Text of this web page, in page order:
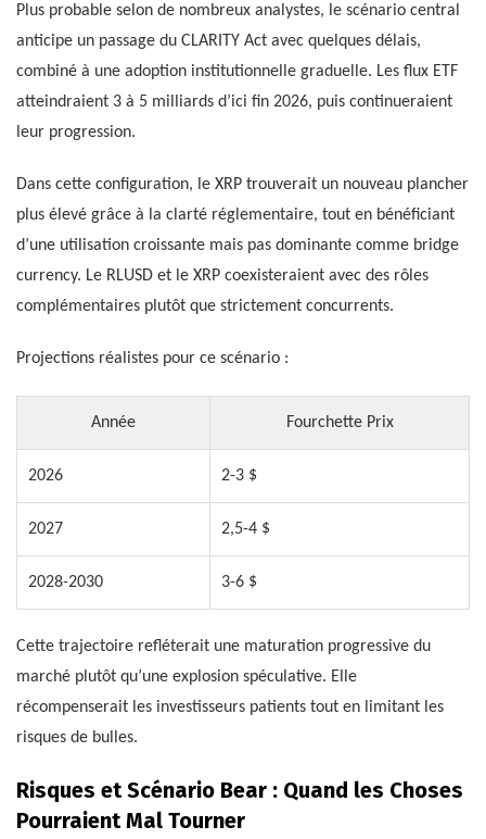
Plus probable selon de nombreux analystes, le scénario central
anticipe un passage du CLARITY Act avec quelques délais,
combiné à une adoption institutionnelle graduelle. Les flux ETF
atteindraient 3 à 5 milliards d’ici fin 2026, puis continueraient
leur progression.
Dans cette configuration, le XRP trouverait un nouveau plancher
plus élevé grâce à la clarté réglementaire, tout en bénéficiant
d’une utilisation croissante mais pas dominante comme bridge
currency. Le RLUSD et le XRP coexisteraient avec des rôles
complémentaires plutôt que strictement concurrents.
Projections réalistes pour ce scénario :
Année Fourchette Prix
2026 2-3 $
2027 2,5-4 $
2028-2030 3-6 $
Cette trajectoire refléterait une maturation progressive du
marché plutôt qu’une explosion spéculative. Elle
récompenserait les investisseurs patients tout en limitant les
risques de bulles.
Risques et Scénario Bear : Quand les Choses
Pourraient Mal Tourner